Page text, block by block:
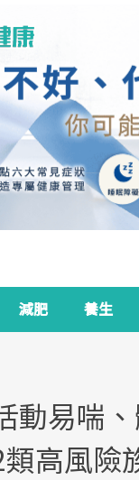
減肥 養生
動易喘
高風險